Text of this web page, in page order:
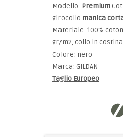
Modello: Premium
girocollo manica
Materiale: 100%
gr/m2, collo in
Colore: nero
Marca: GILDAN
Taglio Europeo